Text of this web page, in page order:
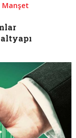
Manşet